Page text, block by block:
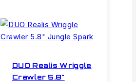
DUO Realis Wriggle
Crawler 5.8"